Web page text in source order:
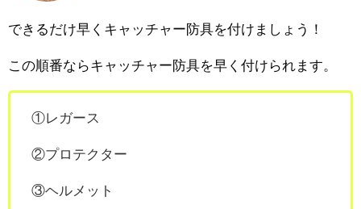
できるだけ早くキャッチャー防具を付けましょう！
この順番ならキャッチャー防具を早く付けられます。
①レガース
②プロテクター
③ヘルメット